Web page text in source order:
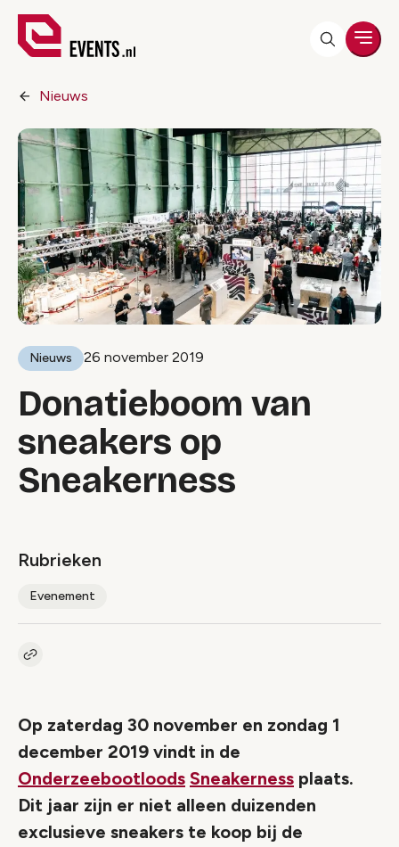
Nieuws
Nieuws 26 november 2019
Donatieboom van
sneakers op
Sneakerness
Rubrieken
Evenement
Kopieer link naar artikel
Op zaterdag 30 november en zondag 1
december 2019 vindt in de
Onderzeebootloods Sneakerness plaats.
Dit jaar zijn er niet alleen duizenden
exclusieve sneakers te koop bij de